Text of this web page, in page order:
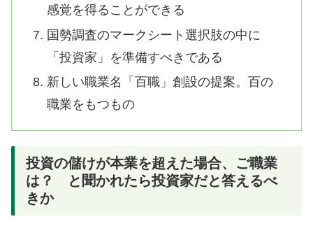
感覚を得ることができる
国勢調査のマークシート選択肢の中に
「投資家」を準備すべきである
新しい職業名「百職」創設の提案。百の
職業をもつもの
投資の儲けが本業を超えた場合、ご職業
は？ と聞かれたら投資家だと答えるべ
きか